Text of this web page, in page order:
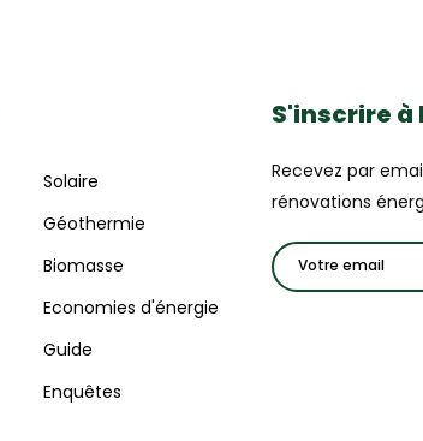
Solaire
Géothermie
Biomasse
Economies d'énergie
Guide
Enquêtes
S'inscrire
Recevez par
rénovations